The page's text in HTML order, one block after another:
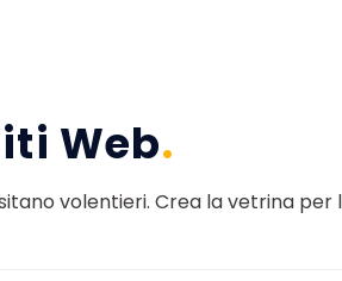
Web.
volentieri. Crea la vetrina